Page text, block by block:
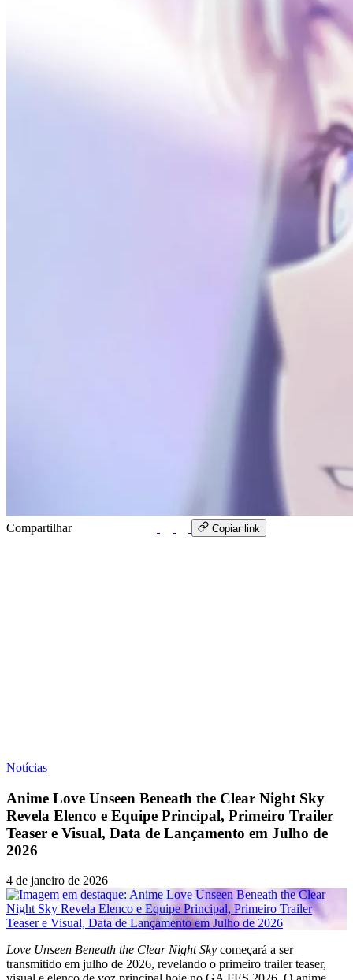
Compartilhar Copiar link
Notícias
Anime Love Unseen Beneath the Clear Night Sky
Revela Elenco e Equipe Principal, Primeiro Trailer
Teaser e Visual, Data de Lançamento em Julho de
2026
4 de janeiro de 2026
Love Unseen Beneath the Clear Night Sky começará a ser
transmitido em julho de 2026, revelando o primeiro trailer teaser,